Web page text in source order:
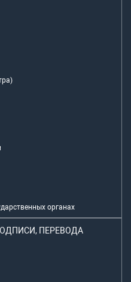
органах
ПЕРЕВОДА